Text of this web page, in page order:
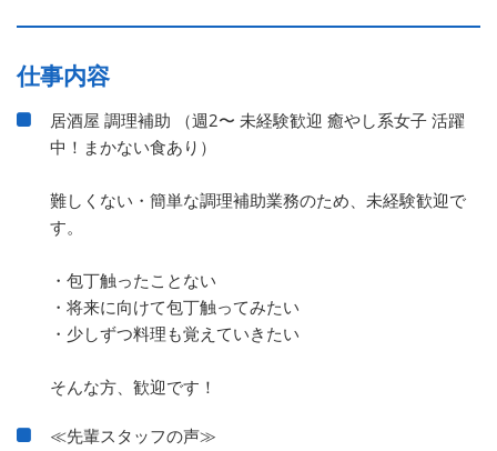
仕事内容
居酒屋 調理補助 （週2〜 未経験歓迎 癒やし系女子 活躍
中！まかない食あり）
難しくない・簡単な調理補助業務のため、未経験歓迎で
す。
・包丁触ったことない
・将来に向けて包丁触ってみたい
・少しずつ料理も覚えていきたい
そんな方、歓迎です！
≪先輩スタッフの声≫